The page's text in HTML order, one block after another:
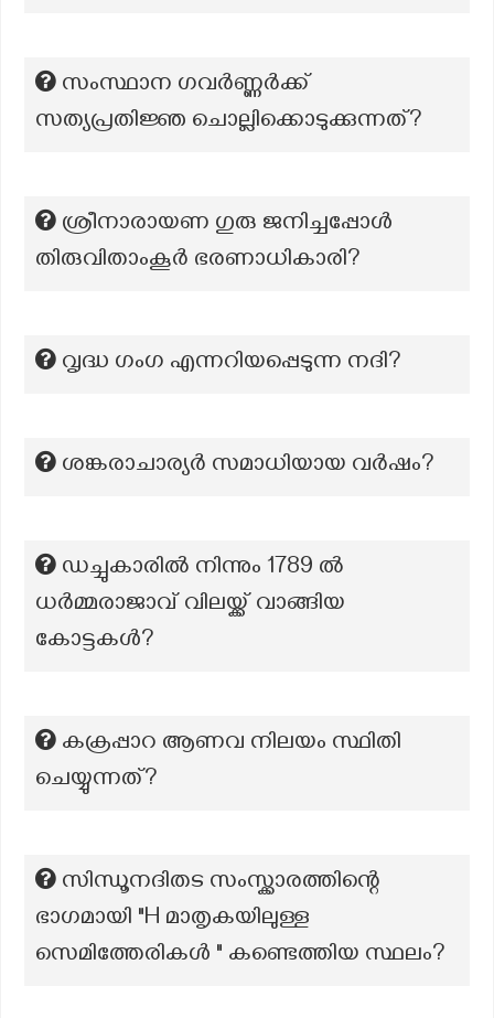
സംസ്ഥാന ഗവർണ്ണർക്ക്
സത്യപ്രതിജ്ഞ ചൊല്ലിക്കൊടുക്കുന്നത്?
ശ്രീനാരായണ ഗുരു ജനിച്ചപ്പോൾ
തിരുവിതാംകൂർ ഭരണാധികാരി?
വൃദ്ധ ഗംഗ എന്നറിയപ്പെടുന്ന നദി?
ശങ്കരാചാര്യർ സമാധിയായ വർഷം?
ഡച്ചുകാരിൽ നിന്നും 1789 ൽ
ധർമ്മരാജാവ് വിലയ്ക്ക് വാങ്ങിയ
കോട്ടകൾ?
കക്രപ്പാറ ആണവ നിലയം സ്ഥിതി
ചെയ്യുന്നത്?
സിന്ധൂനദിതട സംസ്ക്കാരത്തിന്റെ
ഭാഗമായി "H മാതൃകയിലുള്ള
സെമിത്തേരികൾ " കണ്ടെത്തിയ സ്ഥലം?